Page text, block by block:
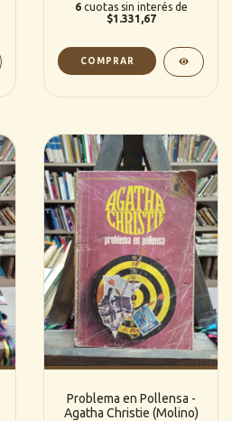
6 cuotas sin interés de
$1.331,67
Problema en Pollensa -
Agatha Christie (Molino)